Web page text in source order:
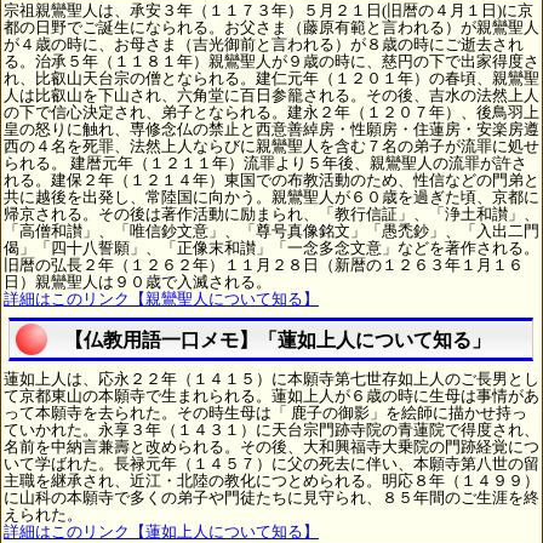
宗祖親鸞聖人は、承安３年（１１７３年）５月２１日(旧暦の４月１日)に京
都の日野でご誕生になられる。お父さま（藤原有範と言われる）が親鸞聖人
が４歳の時に、お母さま（吉光御前と言われる）が８歳の時にご逝去され
る。治承５年（１１８１年）親鸞聖人が９歳の時に、慈円の下で出家得度さ
れ、比叡山天台宗の僧となられる。建仁元年（１２０１年）の春頃、親鸞聖
人は比叡山を下山され、六角堂に百日参籠される。その後、吉水の法然上人
の下で信心決定され、弟子となられる。建永２年（１２０７年）、後鳥羽上
皇の怒りに触れ、専修念仏の禁止と西意善綽房・性願房・住蓮房・安楽房遵
西の４名を死罪、法然上人ならびに親鸞聖人を含む７名の弟子が流罪に処せ
られる。 建暦元年（１２１１年）流罪より５年後、親鸞聖人の流罪が許さ
れる。建保２年（１２１４年）東国での布教活動のため、性信などの門弟と
共に越後を出発し、常陸国に向かう。親鸞聖人が６０歳を過ぎた頃、京都に
帰京される。その後は著作活動に励まられ、「教行信証」、「浄土和讃」、
「高僧和讃」、「唯信鈔文意」、「尊号真像銘文」「愚禿鈔」、「入出二門
偈」「四十八誓願」、「正像末和讃」「一念多念文意」などを著作される。
旧暦の弘長２年（１２６２年）１１月２８日（新暦の１２６３年１月１６
日）親鸞聖人は９０歳で入滅される。
詳細はこのリンク【親鸞聖人について知る】
【仏教用語一口メモ】「蓮如上人について知る」
蓮如上人は、応永２２年（１４１５）に本願寺第七世存如上人のご長男とし
て京都東山の本願寺で生まれられる。蓮如上人が６歳の時に生母は事情があ
って本願寺を去られた。その時生母は「 鹿子の御影」を絵師に描かせ持っ
ていかれた。永享３年（１４３１）に天台宗門跡寺院の青蓮院で得度され、
名前を中納言兼壽と改められる。その後、大和興福寺大乗院の門跡経覚につ
いて学ばれた。長禄元年（１４５７）に父の死去に伴い、本願寺第八世の留
主職を継承され、近江・北陸の教化につとめられる。明応８年（１４９９）
に山科の本願寺で多くの弟子や門徒たちに見守られ、８５年間のご生涯を終
えられた。
詳細はこのリンク【蓮如上人について知る】